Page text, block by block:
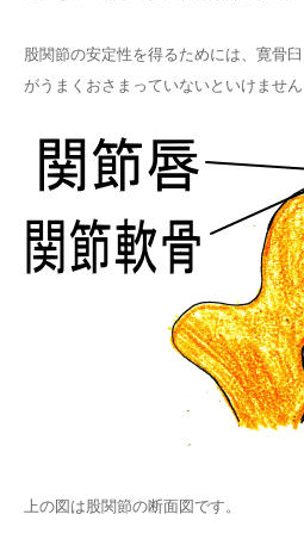
股関節の安定性を得るためには、寛骨
がうまくおさまっていないといけません
上の図は股関節の断面図です。